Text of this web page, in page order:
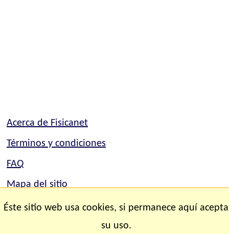
Acerca de Fisicanet
Términos y condiciones
FAQ
Mapa del sitio
Mapa del sitio
Éste sitio web usa cookies, si permanece aquí acepta
su uso.